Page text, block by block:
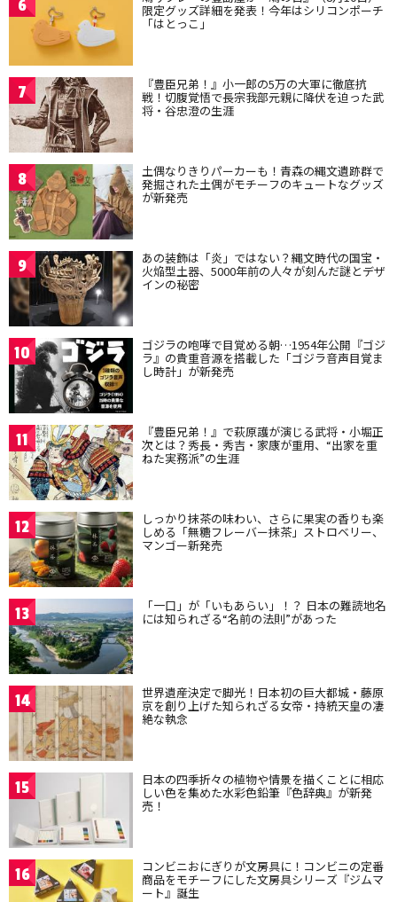
6 限定グッズ詳細を発表！今年はシリコンポーチ
「はとっこ」
7 『豊臣兄弟！』小一郎の5万の大軍に徹底抗
戦！切腹覚悟で長宗我部元親に降伏を迫った武
将・谷忠澄の生涯
8 土偶なりきりパーカーも！青森の縄文遺跡群で
発掘された土偶がモチーフのキュートなグッズ
が新発売
9 あの装飾は「炎」ではない？縄文時代の国宝・
火焔型土器、5000年前の人々が刻んだ謎とデザ
インの秘密
10 ゴジラの咆哮で目覚める朝…1954年公開『ゴジ
ラ』の貴重音源を搭載した「ゴジラ音声目覚ま
し時計」が新発売
11 『豊臣兄弟！』で萩原護が演じる武将・小堀正
次とは？秀長・秀吉・家康が重用、“出家を重
ねた実務派”の生涯
12 しっかり抹茶の味わい、さらに果実の香りも楽
しめる「無糖フレーバー抹茶」ストロベリー、
マンゴー新発売
13 「一口」が「いもあらい」！？ 日本の難読地名
には知られざる“名前の法則”があった
14 世界遺産決定で脚光！日本初の巨大都城・藤原
京を創り上げた知られざる女帝・持統天皇の凄
絶な執念
15 日本の四季折々の植物や情景を描くことに相応
しい色を集めた水彩色鉛筆『色辞典』が新発
売！
16 コンビニおにぎりが文房具に！コンビニの定番
商品をモチーフにした文房具シリーズ『ジムマ
ート』誕生